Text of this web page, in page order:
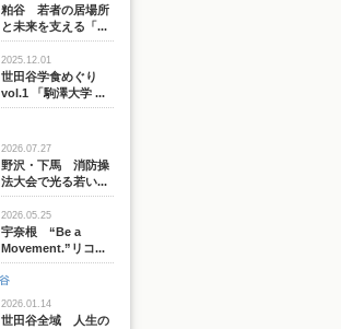
粕谷 若者の居場所
と未来を支える「...
2025.12.01
世田谷学食めぐり
vol.1 「駒澤大学 ...
2026.07.27
野沢・下馬 消防操
法大会で光る若い...
2026.05.25
宇奈根 “Be a
Movement.”リコ...
2026.01.14
世田谷全域 人生の